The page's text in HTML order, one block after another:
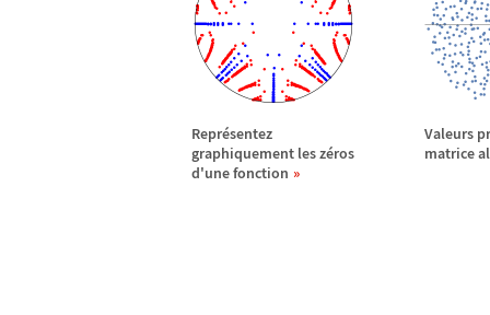
Représentez
graphiquement les zéros
d'une fonction
Valeurs
matrice al